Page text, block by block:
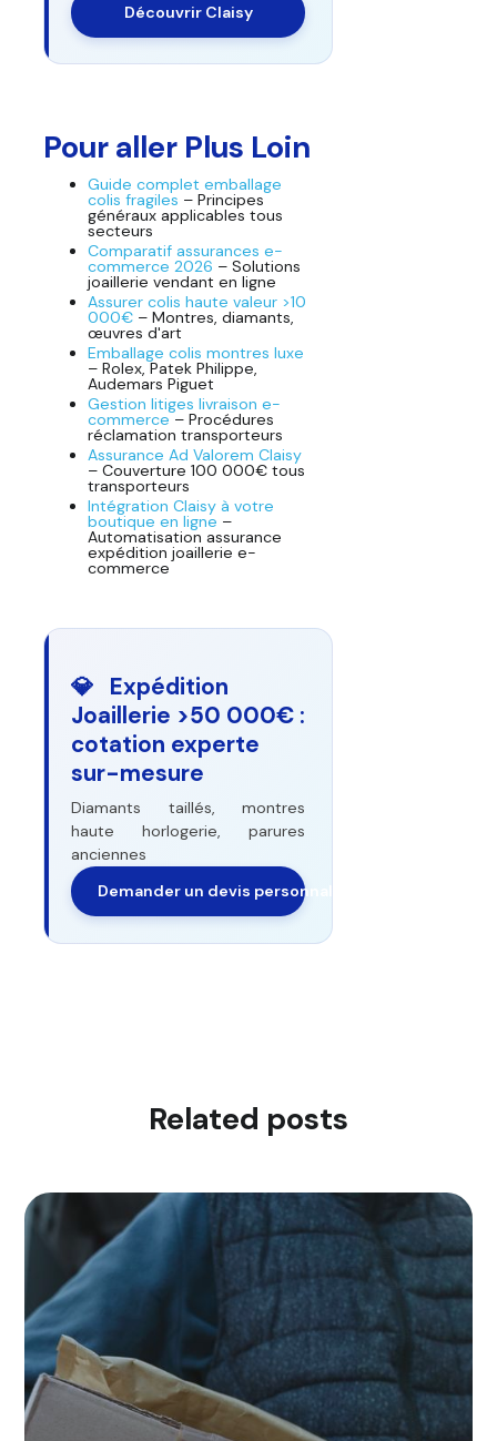
Découvrir Claisy
Pour aller Plus Loin
Guide complet emballage
colis fragiles – Principes
généraux applicables tous
secteurs
Comparatif assurances e-
commerce 2026 – Solutions
joaillerie vendant en ligne
Assurer colis haute valeur >10
000€– Montres, diamants,
œuvres d'art
Emballage colis montres luxe
– Rolex, Patek Philippe,
Audemars Piguet
Gestion litiges livraison e-
commerce– Procédures
réclamation transporteurs
Assurance Ad Valorem Claisy
– Couverture 100 000€ tous
transporteurs
Intégration Claisy à votre
boutique en ligne –
Automatisation assurance
expédition joaillerie e-
commerce
💎 Expédition
Joaillerie >50 000€ :
cotation experte
sur-mesure
Diamants taillés, montres
haute horlogerie, parures
anciennes
Demander un devis personnalisé
Related posts